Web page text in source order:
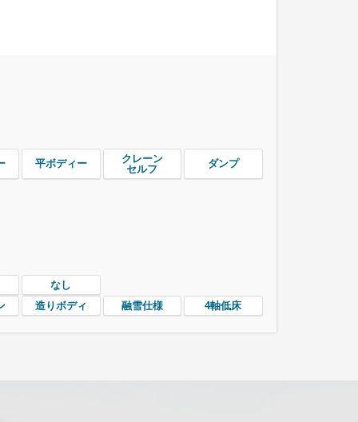
平ボディー
クレーン
セルフ
ダンプ
なし
造りボディ 融雪仕様 4軸低床